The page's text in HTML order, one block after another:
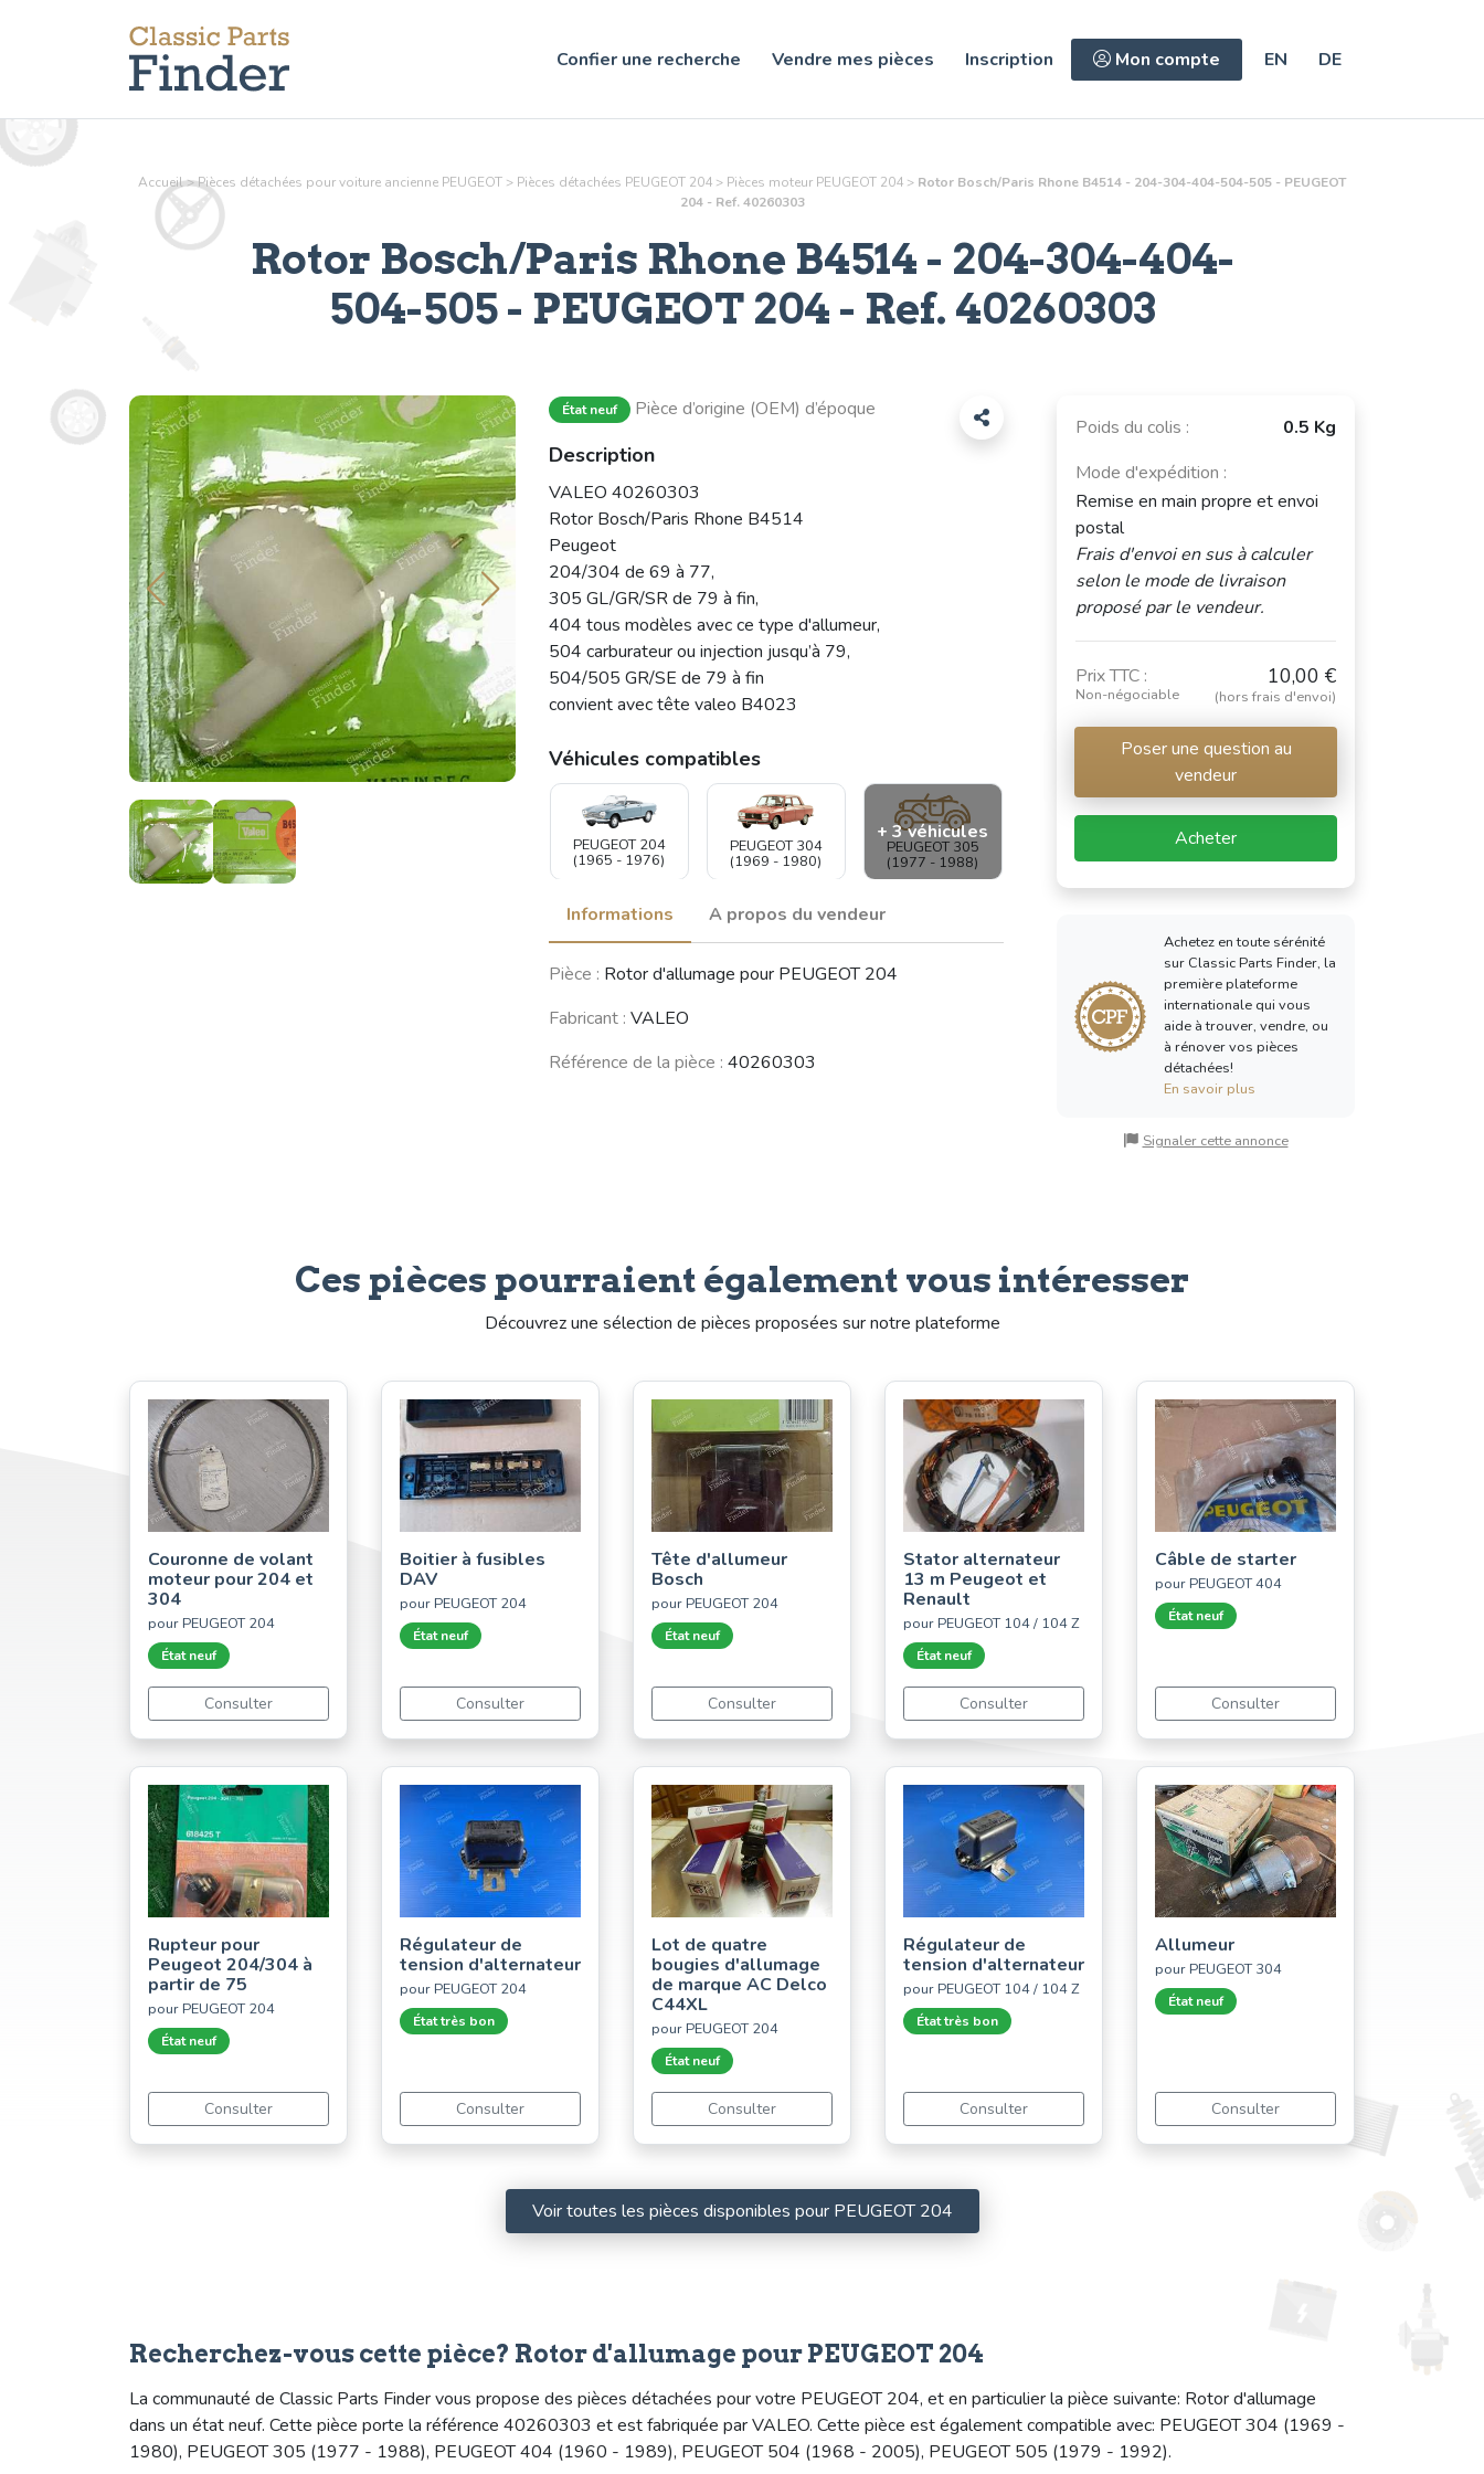
Confier une recherche Vendre mes pièces Inscription Mon compte EN DE
Accueil>Pièces détachées pour voiture ancienne PEUGEOT > Pièces détachées PEUGEOT 204 > Pièces moteur PEUGEOT 204 > Rotor Bosch/Paris Rhone B4514 - 204-304-404-504-505 - PEUGEOT
204 - Ref. 40260303
Rotor Bosch/Paris Rhone B4514 - 204-304-404-
504-505- PEUGEOT 204 - Ref. 40260303
État neuf Pièce d’origine (OEM) d’époque
Description
VALEO 40260303
Rotor Bosch/Paris Rhone B4514
Peugeot
204/304 de 69 à 77,
305 GL/GR/SR de 79 à fin,
404 tous modèles avec ce type d'allumeur,
504 carburateur ou injection jusqu’à 79,
504/505 GR/SE de 79 à fin
convient avec tête valeo B4023
Véhicules compatibles
PEUGEOT 204
(1965 - 1976)
PEUGEOT 304
(1969 - 1980)
PEUGEOT 305
(1977 - 1988)
+ 3 véhicules
(1960 - 1989) (1968 - 2005) (1979 - 1992)
Voir moins de véhicules
Informations A propos du vendeur
Pièce : Rotor d'allumage pour PEUGEOT 204
Fabricant : VALEO
Référence de la pièce : 40260303
Poids du colis :
0.5 Kg
Mode d'expédition :
Remise en main propre et envoi
postal
Frais d'envoi en sus à calculer
selon le mode de livraison
proposé par le vendeur.
Prix TTC :
Non-négociable
10,00 €
(hors frais d'envoi)
Poser une question au
vendeur
Acheter
Achetez en toute sérénité
sur Classic Parts Finder, la
première plateforme
internationale qui vous
aide à trouver, vendre, ou
à rénover vos pièces
détachées!
En savoir plus
Signaler cette annonce
Ces pièces pourraient également vous intéresser
Découvrez une sélection de pièces proposées sur notre plateforme
Couronne de volant
moteur pour 204 et
304
pour PEUGEOT 204
État neuf
Consulter
Boitier à fusibles
DAV
pour PEUGEOT 204
État neuf
Consulter
Tête d'allumeur
Bosch
pour PEUGEOT 204
État neuf
Consulter
Stator alternateur
13 m Peugeot et
Renault
pour PEUGEOT 104 / 104 Z
État neuf
Consulter
Câble de starter
pour PEUGEOT 404
État neuf
Consulter
Rupteur pour
Peugeot 204/304 à
partir de 75
pour PEUGEOT 204
État neuf
Consulter
Régulateur de
tension d'alternateur
pour PEUGEOT 204
État très bon
Consulter
Lot de quatre
bougies d'allumage
de marque AC Delco
C44XL
pour PEUGEOT 204
État neuf
Consulter
Régulateur de
tension d'alternateur
pour PEUGEOT 104 / 104 Z
État très bon
Consulter
Allumeur
pour PEUGEOT 304
État neuf
Consulter
Voir toutes les pièces disponibles pour PEUGEOT 204
Recherchez-vous cette pièce? Rotor d'allumage pour PEUGEOT 204
La communauté de Classic Parts Finder vous propose des pièces détachées pour votre PEUGEOT 204, et en particulier la pièce suivante: Rotor d'allumage
dans un état neuf. Cette pièce porte la référence 40260303 et est fabriquée par VALEO. Cette pièce est également compatible avec: PEUGEOT 304 (1969 -
1980), PEUGEOT 305 (1977 - 1988), PEUGEOT 404 (1960 - 1989), PEUGEOT 504 (1968 - 2005), PEUGEOT 505 (1979 - 1992).